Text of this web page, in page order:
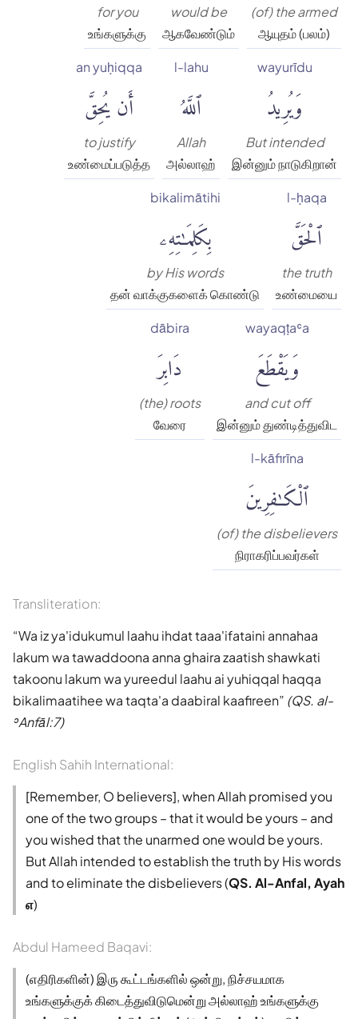
(of) the armed
ஆயுதம் (பலம்)
would be
ஆகவேண்டும்
for you
உங்களுக்கு
wayurīdu
وَيُرِيدُ
But intended
இன்னும் நாடுகிறான்
l-lahu
ٱللَّهُ
Allah
அல்லாஹ்
an yuḥiqqa
أَن يُحِقَّ
to justify
உண்மைப்படுத்த
l-ḥaqa
ٱلْحَقَّ
the truth
உண்மையை
bikalimātihi
بِكَلِمَٰتِهِۦ
by His words
தன் வாக்குகளைக் கொண்டு
wayaqṭaʿa
وَيَقْطَعَ
and cut off
இன்னும் துண்டித்துவிட
dābira
دَابِرَ
(the) roots
வேரை
l-kāfirīna
ٱلْكَٰفِرِينَ
(of) the disbelievers
நிராகரிப்பவர்கள்
Transliteration:
Wa iz ya'idukumul laahu ihdat taaa'ifataini annahaa
lakum wa tawaddoona anna ghaira zaatish shawkati
takoonu lakum wa yureedul laahu ai yuhiqqal haqqa
bikalimaatihee wa taqta'a daabiral kaafireen (QS. al-
ʾAnfāl:7)
English Sahih International:
[Remember, O believers], when Allah promised you
one of the two groups – that it would be yours – and
you wished that the unarmed one would be yours.
But Allah intended to establish the truth by His words
and to eliminate the disbelievers (QS. Al-Anfal, Ayah
௭)
Abdul Hameed Baqavi:
(எதிரிகளின்) இரு கூட்டங்களில் ஒன்று, நிச்சயமாக
உங்களுக்குக் கிடைத்துவிடுமென்று அல்லாஹ் உங்களுக்கு